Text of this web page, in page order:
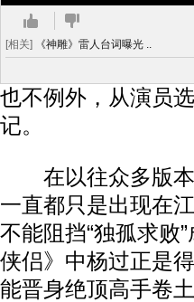
[相关] 《神雕》雷人台词曝光 ..
也不例外，从演员
记。
在以往众多版本
一直都只是出现在
不能阻挡“独孤求败
侠侣》中杨过正是
能晋身绝顶高手卷